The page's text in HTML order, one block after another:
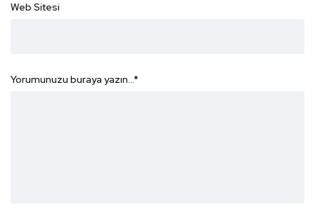
Web Sitesi
Yorumunuzu buraya yazın...*